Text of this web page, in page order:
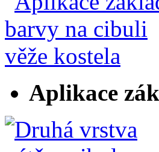
Aplikace